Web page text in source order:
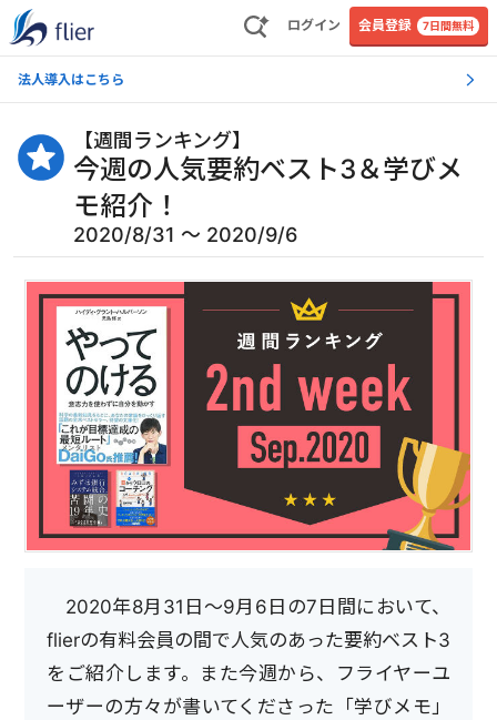
ログイン 会員登録 7日間無料
法人導入はこちら
【週間ランキング】
今週の人気要約ベスト3＆学びメ
モ紹介！
2020/8/31 〜 2020/9/6
2020年8月31日～9月6日の7日間において、
flierの有料会員の間で人気のあった要約ベスト3
をご紹介します。また今週から、フライヤーユ
ーザーの方々が書いてくださった「学びメモ」